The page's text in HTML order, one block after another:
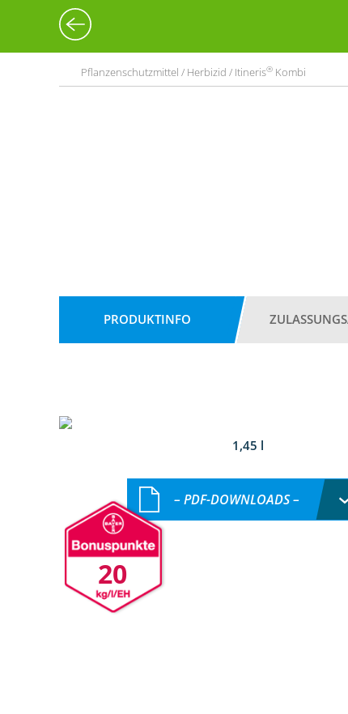
Pflanzenschutzmittel / Herbizid / Itineris® Kombi
PRODUKTINFO
1,45 l
20
– PDF-DOWNLOADS –